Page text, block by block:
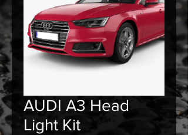
AUDI A3 Head
Light Kit